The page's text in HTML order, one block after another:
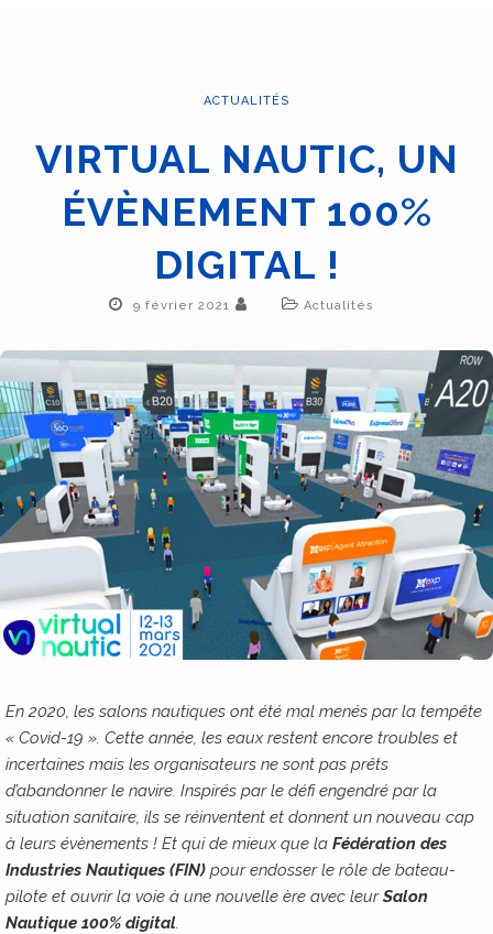
ACTUALITÉS
VIRTUAL NAUTIC, UN
ÉVÈNEMENT 100%
DIGITAL !
9 février 2021 Actualités
En 2020, les salons nautiques ont été mal menés par la tempête
« Covid-19 ». Cette année, les eaux restent encore troubles et
incertaines mais les organisateurs ne sont pas prêts
d’abandonner le navire. Inspirés par le défi engendré par la
situation sanitaire, ils se réinventent et donnent un nouveau cap
à leurs évènements ! Et qui de mieux que la Fédération des
Industries Nautiques (FIN) pour endosser le rôle de bateau-
pilote et ouvrir la voie à une nouvelle ère avec leurSalon
Nautique 100% digital